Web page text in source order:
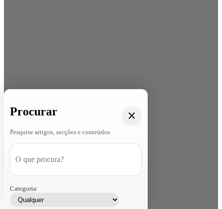
Procurar
Pesquise artigos, secções e conteúdos
Categoria: